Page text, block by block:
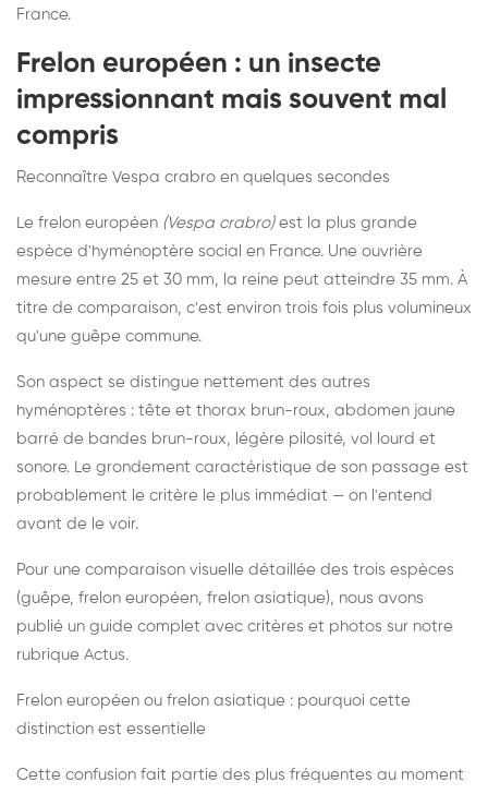
France.
Frelon européen : un insecte
impressionnant mais souvent mal
compris
Reconnaître Vespa crabro en quelques secondes
Le frelon européen (Vespa crabro)est la plus grande
espèce d'hyménoptère social en France. Une ouvrière
mesure entre 25 et 30 mm, la reine peut atteindre 35 mm. À
titre de comparaison, c'est environ trois fois plus volumineux
qu'une guêpe commune.
Son aspect se distingue nettement des autres
hyménoptères : tête et thorax brun-roux, abdomen jaune
barré de bandes brun-roux, légère pilosité, vol lourd et
sonore. Le grondement caractéristique de son passage est
probablement le critère le plus immédiat — on l'entend
avant de le voir.
Pour une comparaison visuelle détaillée des trois espèces
(guêpe, frelon européen, frelon asiatique), nous avons
publié un guide complet avec critères et photos sur notre
rubrique Actus.
Frelon européen ou frelon asiatique : pourquoi cette
distinction est essentielle
Cette confusion fait partie des plus fréquentes au moment